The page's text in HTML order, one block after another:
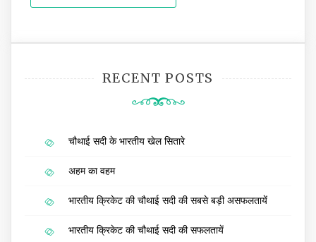
RECENT POSTS
चौथाई सदी के भारतीय खेल सितारे
अहम का वहम
भारतीय क्रिकेट की चौथाई सदी की सबसे बड़ी असफलतायें
भारतीय क्रिकेट की चौथाई सदी की सफलतायें